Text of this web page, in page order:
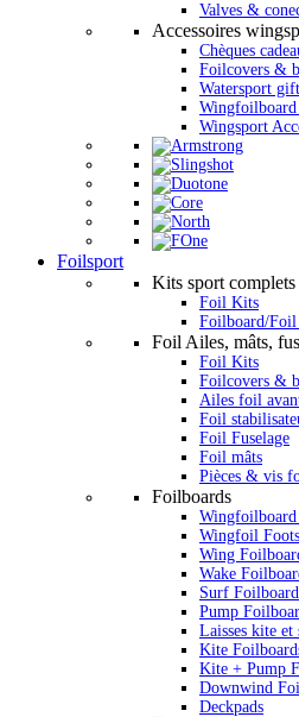
Valves &
Accessoires
Chèques
Foilcovers &
Watersport
Wingfoilboard
Wingsport
Foilsport
Kits sport
Foil Kits
Foilboard/
Foil Ailes, mâts,
Foil Kits
Foilcovers &
Ailes foil
Foil
Foil Fuselage
Foil mâts
Pièces & vis
Foilboards
Wingfoilboard
Wingfoil
Wing
Wake
Surf
Pump
Laisses kite et
Kite
Kite + Pump
Downwind
Deckpads